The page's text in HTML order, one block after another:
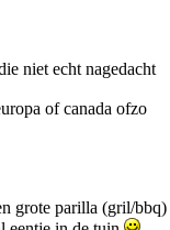
niet echt nagedacht
of canada ofzo
grote parilla (gril/bbq)